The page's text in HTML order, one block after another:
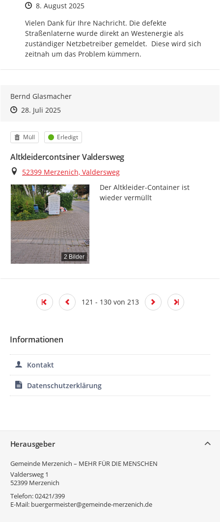
Zeitpunkt des Erstellens
8. August 2025
Vielen Dank für Ihre Nachricht. Die defekte
Straßenlaterne wurde direkt an Westenergie als
zuständiger Netzbetreiber gemeldet.  Diese wird sich
zeitnah um das Problem kümmern.
Bernd Glasmacher
Zeitpunkt des Erstellens
Zeitpunkt des Erstellens
28. Juli 2025Zur Äußerung
Kategorie
Müll Status
Erledigt
Altkleidercontsiner Valdersweg
Ort
52399 Merzenich, Valdersweg
2 Bilder
Der Altkleider-Container ist
wieder vermüllt
121 - 130 von 213
Informationen
Kontakt
Datenschutzerklärung
Herausgeber
Gemeinde Merzenich – MEHR FÜR DIE MENSCHEN
Valdersweg 1
52399 Merzenich
Telefon:02421/399
E-Mail: buergermeister@gemeinde-merzenich.de